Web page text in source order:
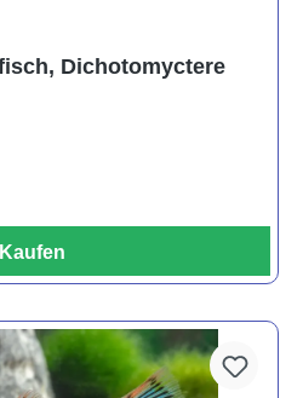
Dichotomyctere
Kaufen